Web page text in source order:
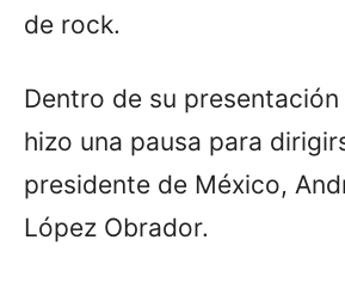
de rock.
Dentro de su
hizo una pausa para
presidente de México,
López Obrador.